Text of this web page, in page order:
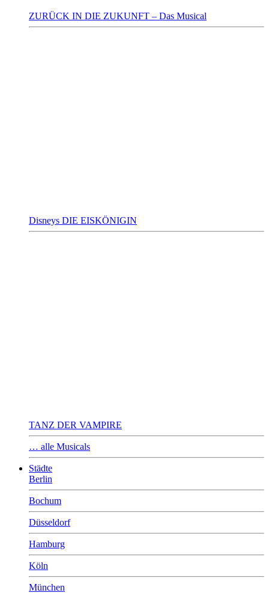
ZURÜCK IN DIE ZUKUNFT – Das Musical
Disneys DIE EISKÖNIGIN
TANZ DER VAMPIRE
… alle Musicals
Städte
Berlin
Bochum
Düsseldorf
Hamburg
Köln
München